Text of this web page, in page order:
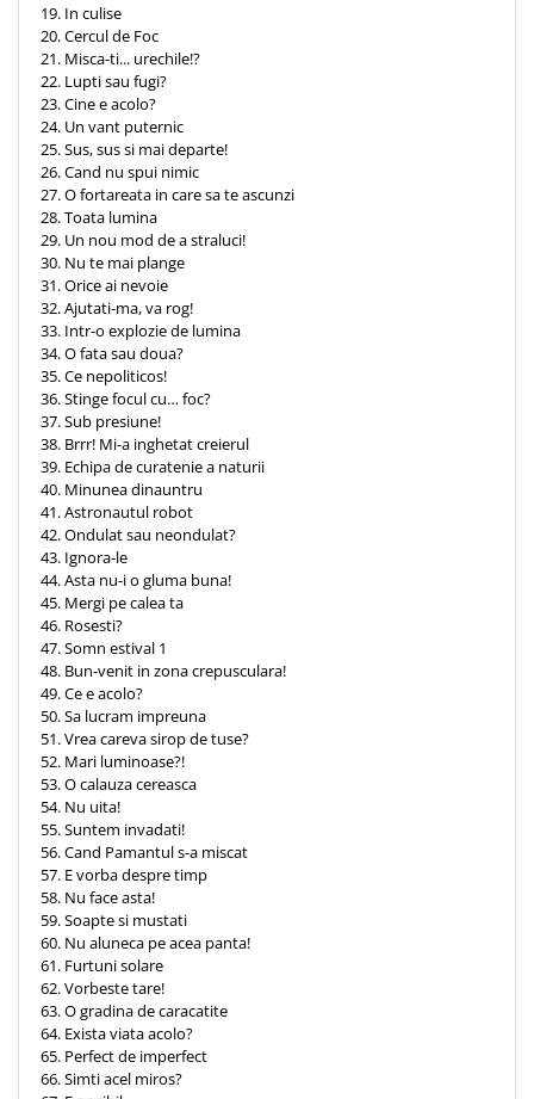
19. In culise
20. Cercul de Foc
21. Misca-ti... urechile!?
22. Lupti sau fugi?
23. Cine e acolo?
24. Un vant puternic
25. Sus, sus si mai departe!
26. Cand nu spui nimic
27. O fortareata in care sa te ascunzi
28. Toata lumina
29. Un nou mod de a straluci!
30. Nu te mai plange
31. Orice ai nevoie
32. Ajutati-ma, va rog!
33. Intr-o explozie de lumina
34. O fata sau doua?
35. Ce nepoliticos!
36. Stinge focul cu… foc?
37. Sub presiune!
38. Brrr! Mi-a inghetat creierul
39. Echipa de curatenie a naturii
40. Minunea dinauntru
41. Astronautul robot
42. Ondulat sau neondulat?
43. Ignora-le
44. Asta nu-i o gluma buna!
45. Mergi pe calea ta
46. Rosesti?
47. Somn estival 1
48. Bun-venit in zona crepusculara!
49. Ce e acolo?
50. Sa lucram impreuna
51. Vrea careva sirop de tuse?
52. Mari luminoase?!
53. O calauza cereasca
54. Nu uita!
55. Suntem invadati!
56. Cand Pamantul s-a miscat
57. E vorba despre timp
58. Nu face asta!
59. Soapte si mustati
60. Nu aluneca pe acea panta!
61. Furtuni solare
62. Vorbeste tare!
63. O gradina de caracatite
64. Exista viata acolo?
65. Perfect de imperfect
66. Simti acel miros?